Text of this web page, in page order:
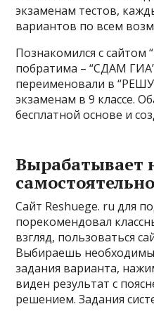
экзаменам тестов,
вариантов по всем
Познакомился с сайтом
побратима – “СДАМ
переименовали в “РЕШУ
экзаменам в 9 классе.
бесплатной основе и
Вырабатывает
Сайт Reshuege. ru для
порекомендовал
взгляд, пользоваться
Выбираешь
задания варианта,
виден результат с
решением. Задания